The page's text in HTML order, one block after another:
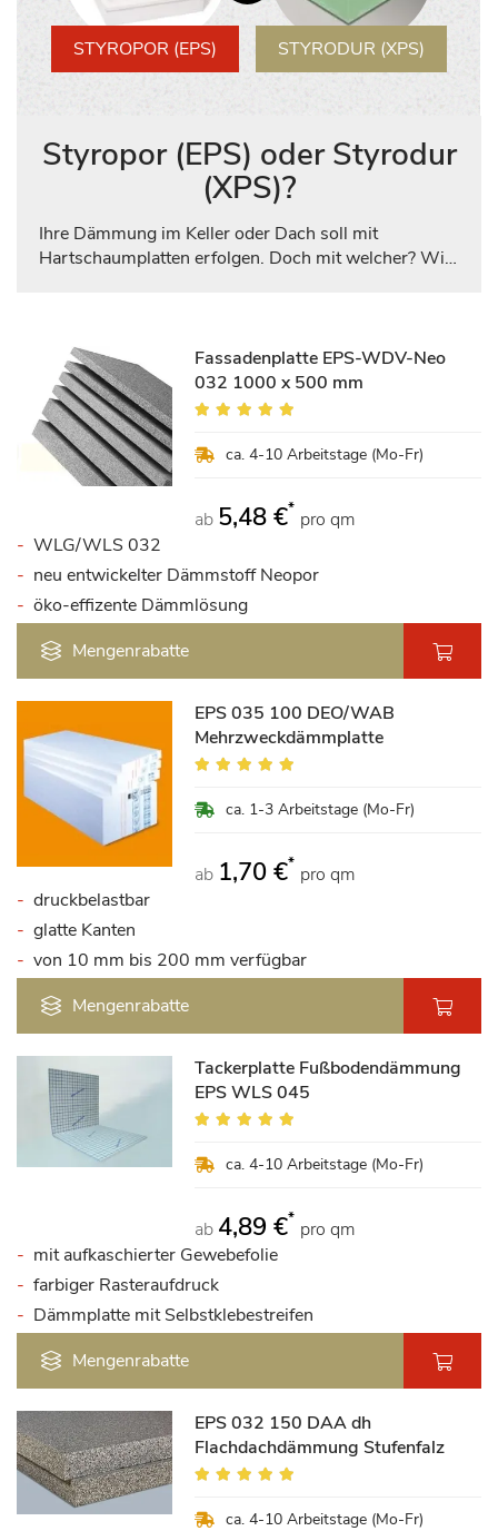
STYROPOR (EPS) STYRODUR (XPS)
Styropor (EPS) oder Styrodur
(XPS)?
Ihre Dämmung im Keller oder Dach soll mit
Hartschaumplatten erfolgen. Doch mit welcher? Wir
welchem Punkt die Nase vorn hat. Dadurch können
Sie schnell und effizient eine fundierte Entscheidung
treffen.
Fassadenplatte EPS-WDV-Neo
032 1000 x 500 mm
Bewertung:
ca. 4-10 Arbeitstage (Mo-Fr)
ab 5,48 €* pro qm
WLG/WLS 032
neu entwickelter Dämmstoff Neopor
öko-effizente Dämmlösung
Mengenrabatte
EPS 035 100 DEO/WAB
Mehrzweckdämmplatte
Bewertung:
ca. 1-3 Arbeitstage (Mo-Fr)
ab 1,70 €* pro qm
druckbelastbar
glatte Kanten
von 10 mm bis 200 mm verfügbar
Mengenrabatte
Tackerplatte Fußbodendämmung
EPS WLS 045
Bewertung:
ca. 4-10 Arbeitstage (Mo-Fr)
ab 4,89 €* pro qm
mit aufkaschierter Gewebefolie
farbiger Rasteraufdruck
Dämmplatte mit Selbstklebestreifen
Mengenrabatte
EPS 032 150 DAA dh
Flachdachdämmung Stufenfalz
Bewertung:
ca. 4-10 Arbeitstage (Mo-Fr)